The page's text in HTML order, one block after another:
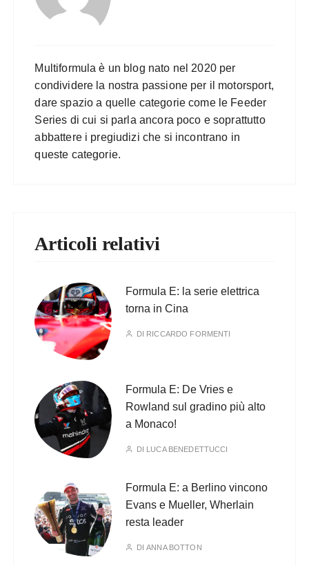
Multiformula è un blog nato nel 2020 per
condividere la nostra passione per il motorsport,
dare spazio a quelle categorie come le Feeder
Series di cui si parla ancora poco e soprattutto
abbattere i pregiudizi che si incontrano in
queste categorie.
Articoli relativi
Formula E: la serie elettrica
torna in Cina
DI RICCARDO FORMENTI
Formula E: De Vries e
Rowland sul gradino più alto
a Monaco!
DI LUCA BENEDETTUCCI
Formula E: a Berlino vincono
Evans e Mueller, Wherlain
resta leader
DIANNA BOTTON